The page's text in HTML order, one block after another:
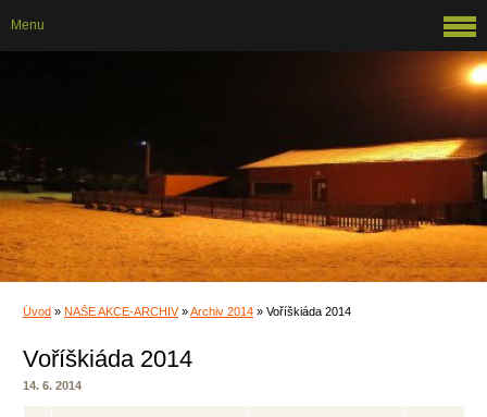
Úvod » NAŠE AKCE-ARCHIV»Archiv 2014 » Voříškiáda 2014
Voříškiáda 2014
14. 6. 2014
Menu